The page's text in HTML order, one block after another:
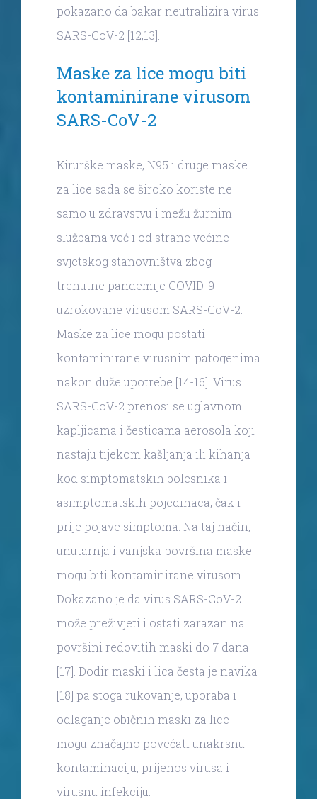
pokazano da bakar neutralizira virus
SARS-CoV-2 [12,13].
Maske za lice mogu biti
kontaminirane virusom
SARS-CoV-2
Kirurške maske, N95 i druge maske
za lice sada se široko koriste ne
samo u zdravstvu i mežu žurnim
službama već i od strane većine
svjetskog stanovništva zbog
trenutne pandemije COVID-9
uzrokovane virusom SARS-CoV-2.
Maske za lice mogu postati
kontaminirane virusnim patogenima
nakon duže upotrebe [14-16]. Virus
SARS-CoV-2 prenosi se uglavnom
kapljicama i česticama aerosola koji
nastaju tijekom kašljanja ili kihanja
kod simptomatskih bolesnika i
asimptomatskih pojedinaca, čak i
prije pojave simptoma. Na taj način,
unutarnja i vanjska površina maske
mogu biti kontaminirane virusom.
Dokazano je da virus SARS-CoV-2
može preživjeti i ostati zarazan na
površini redovitih maski do 7 dana
[17]. Dodir maski i lica česta je navika
[18] pa stoga rukovanje, uporaba i
odlaganje običnih maski za lice
mogu značajno povećati unakrsnu
kontaminaciju, prijenos virusa i
virusnu infekciju.